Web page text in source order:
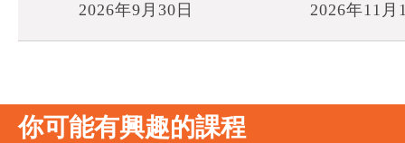
2026年9月30日 2026年11月
你可能有興趣的課程